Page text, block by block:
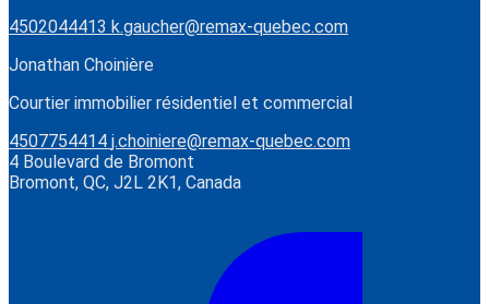
4502044413 k.gaucher@remax-quebec.com
Jonathan Choinière
Courtier immobilier résidentiel et commercial
4507754414 j.choiniere@remax-quebec.com
4 Boulevard de Bromont
Bromont, QC, J2L 2K1, Canada